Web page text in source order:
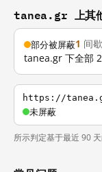
tanea.gr 上其
部分被屏蔽1 间
tanea.gr 下全部
https://
未屏蔽
所示判定基于最近 90